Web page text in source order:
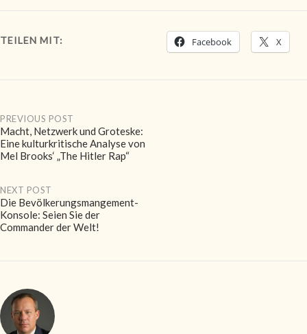
TEILEN MIT: Facebook X
Post
navigation
PREVIOUS POST
Macht, Netzwerk und Groteske:
Eine kulturkritische Analyse von
Mel Brooks‘ „The Hitler Rap“
NEXT POST
Die Bevölkerungsmangement-
Konsole: Seien Sie der
Commander der Welt!